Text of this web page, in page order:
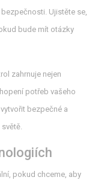
Ujistěte se,
bude mít otázky
zahrnuje nejen
potřeb vašeho
bezpečné a
pokud chceme, aby